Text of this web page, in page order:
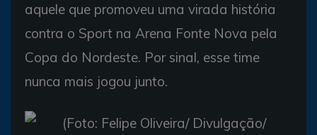
aquele que promoveu uma virada história
contra o Sport na Arena Fonte Nova pela
Copa do Nordeste. Por sinal, esse time
nunca mais jogou junto.